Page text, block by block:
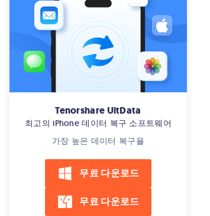
Tenorshare UltData
최고의 iPhone 데이터 복구 소프트웨어
가장 높은 데이터 복구율
무료 다운로드
무료 다운로드